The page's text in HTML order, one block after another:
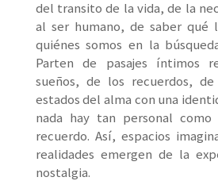
del transito de la vida, de la
al ser humano, de saber qué
quiénes somos en la
Parten de pasajes íntimos
sueños, de los recuerdos,
estados del alma con una
nada hay tan personal
recuerdo. Así, espacios
realidades emergen de la
nostalgia.